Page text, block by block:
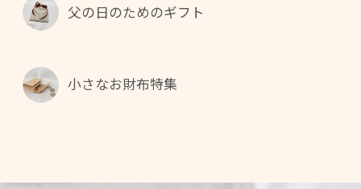
父の日のためのギフト
小さなお財布特集